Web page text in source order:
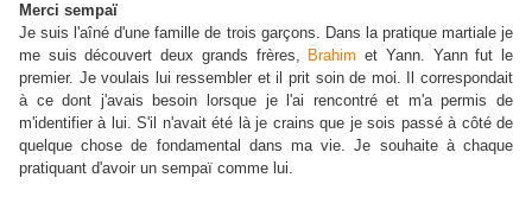
Merci sempaï
Je suis l'aîné d'une famille de trois garçons. Dans la pratique martiale je
me suis découvert deux grands frères, Brahim et Yann. Yann fut le
premier. Je voulais lui ressembler et il prit soin de moi. Il correspondait
à ce dont j'avais besoin lorsque je l'ai rencontré et m'a permis de
m'identifier à lui. S'il n'avait été là je crains que je sois passé à côté de
quelque chose de fondamental dans ma vie. Je souhaite à chaque
pratiquant d'avoir un sempaï comme lui.